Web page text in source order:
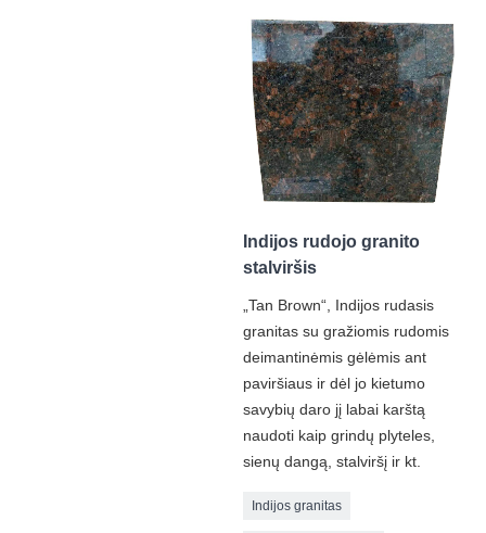
Indijos rudojo granito
stalviršis
„Tan Brown“, Indijos rudasis
granitas su gražiomis rudomis
deimantinėmis gėlėmis ant
paviršiaus ir dėl jo kietumo
savybių daro jį labai karštą
naudoti kaip grindų plyteles,
sienų dangą, stalviršį ir kt.
Indijos granitas